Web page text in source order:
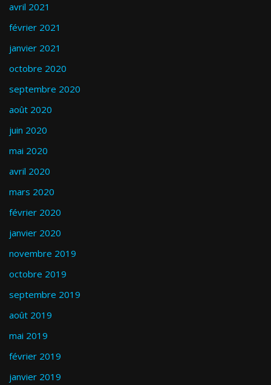
avril 2021
février 2021
janvier 2021
octobre 2020
septembre 2020
août 2020
juin 2020
mai 2020
avril 2020
mars 2020
février 2020
janvier 2020
novembre 2019
octobre 2019
septembre 2019
août 2019
mai 2019
février 2019
janvier 2019